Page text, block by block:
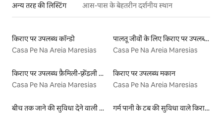
अन्य तरह की लिस्टिंग आस-पास के बेहतरीन दर्शनीय स्थान
किराए पर उपलब्ध कॉन्डो
Casa Pe Na Areia Maresias
पालतू जीवों के लिए किराए पर उपलब्ध लिस्टिंग
Casa Pe Na Areia Maresias
किराए पर उपलब्ध फ़ैमिली-फ़्रेंडली लिस्टिंग
Casa Pe Na Areia Maresias
किराए पर उपलब्ध मकान
Casa Pe Na Areia Maresias
बीच तक जाने की सुविधा देने वाली किराये पर उपलब्ध लिस्टिंग
गर्म पानी के टब की सुविधा वाले किराये पर उपलब्ध यर्ट टेंट